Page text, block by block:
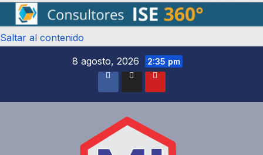
Saltar al contenido
8 agosto, 2026
2:35 pm